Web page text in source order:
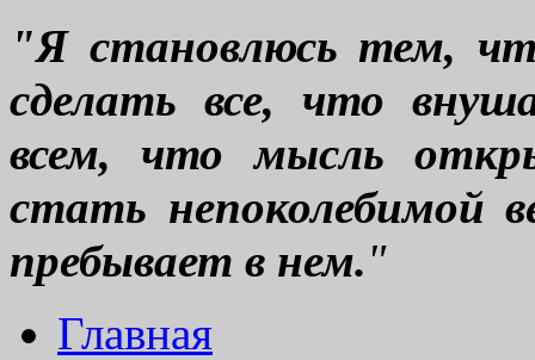
"Я становлюсь тем,
сделать все, что
всем, что мысль
стать непоколебимой
пребывает в нем."
Главная